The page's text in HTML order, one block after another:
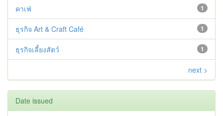
1
คาเฟ่
1
ธุรกิจ Art & Craft Café
1
ธุรกิจเลี้ยงสัตว์
next >
Date issued